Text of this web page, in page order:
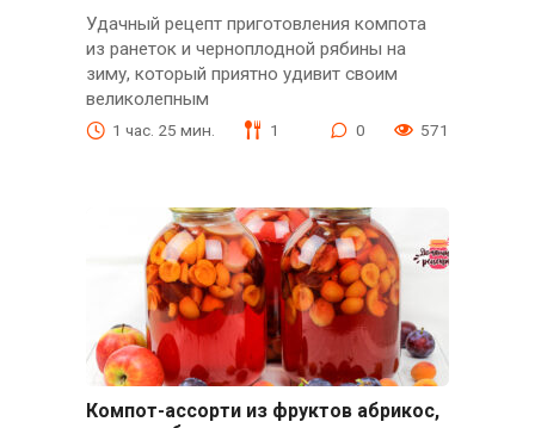
Удачный рецепт приготовления компота
из ранеток и черноплодной рябины на
зиму, который приятно удивит своим
великолепным
1 час. 25 мин. 1 0 571
Компот-ассорти из фруктов абрикос,